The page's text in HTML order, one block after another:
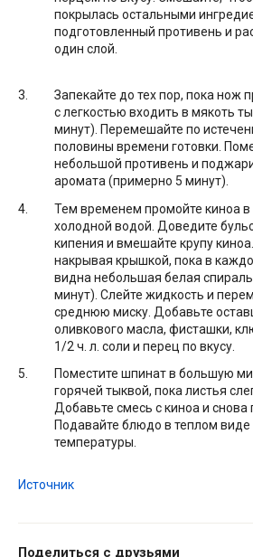
покрылась остальными
подготовленный противень и
один слой.
Запекайте до тех пор, пока нож
с легкостью входить в мякоть
минут). Перемешайте по
половины времени готовки.
небольшой противень и
аромата (примерно 5 минут).
Тем временем промойте киноа в
холодной водой. Доведите
кипения и вмешайте крупу
накрывая крышкой, пока в
видна небольшая белая
минут). Слейте жидкость и
среднюю миску. Добавьте
оливкового масла, фисташки,
1/2 ч. л. соли и перец по вкусу.
Поместите шпинат в большую
горячей тыквой, пока листья
Добавьте смесь с киноа и снова
Подавайте блюдо в теплом
температуры.
Источник
Поделиться с друзьями